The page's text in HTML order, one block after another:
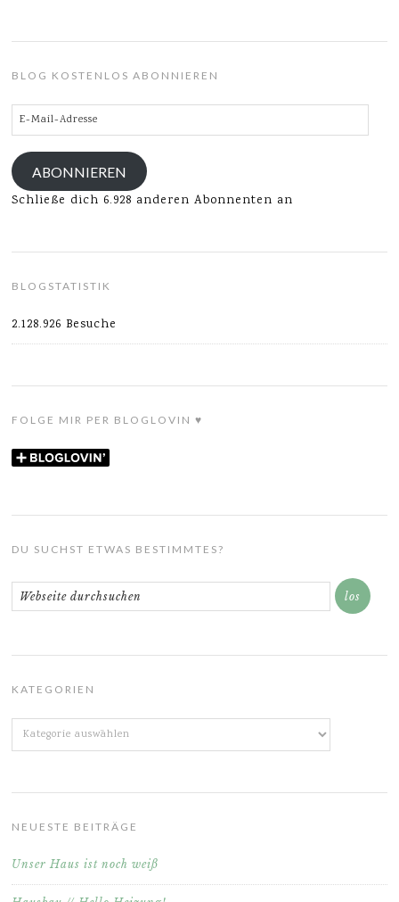
BLOG KOSTENLOS ABONNIEREN
E-
Mail-
Adresse
ABONNIEREN
Schließe dich 6.928 anderen Abonnenten an
BLOGSTATISTIK
2.128.926 Besuche
FOLGE MIR PER BLOGLOVIN ♥
DU SUCHST ETWAS BESTIMMTES?
KATEGORIEN
Kategorien
NEUESTE BEITRÄGE
Unser Haus ist noch weiß